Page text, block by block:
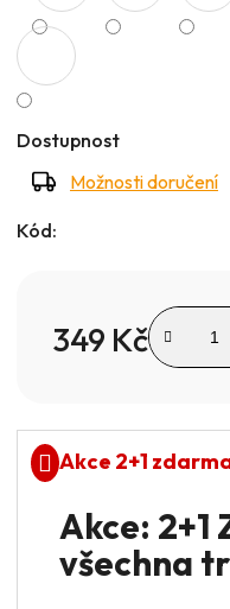
Dostupnost
Možnosti doručení
Kód:
349 Kč
Akce 2+1
Akce: 2+1
všechna